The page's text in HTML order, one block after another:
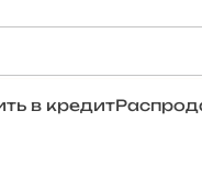
в кредит